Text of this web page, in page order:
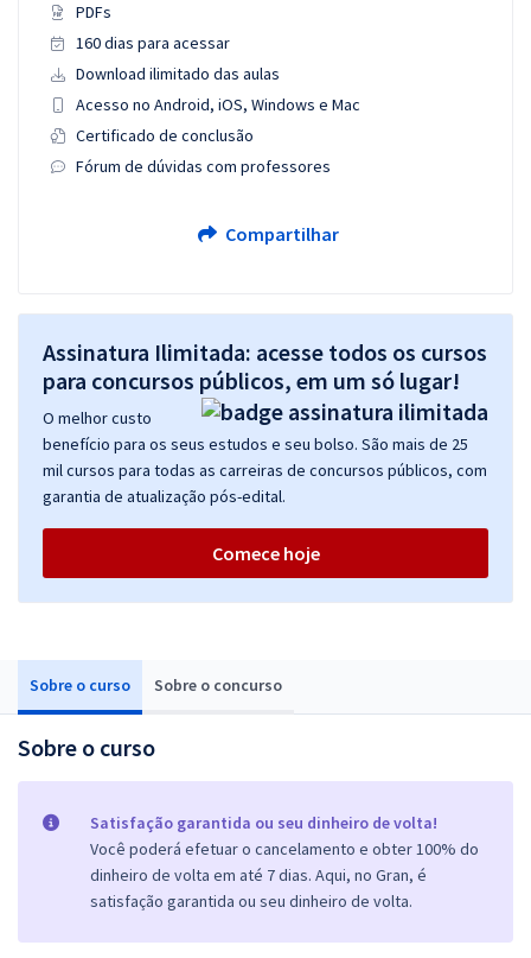
Sobre o curso Sobre o concurso
Sobre o curso
Satisfação garantida ou seu dinheiro de volta!
Você poderá efetuar o cancelamento e obter 100% do
dinheiro de volta em até 7 dias. Aqui, no Gran, é
satisfação garantida ou seu dinheiro de volta.
PDFs
160 dias para acessar
Download ilimitado das aulas
Acesso no Android, iOS, Windows e Mac
Certificado de conclusão
Fórum de dúvidas com professores
Compartilhar
Assinatura Ilimitada: acesse todos os cursos
para concursos públicos, em um só lugar!
O melhor custo
benefício para os seus estudos e seu bolso. São mais de 25
mil cursos para todas as carreiras de concursos públicos, com
garantia de atualização pós-edital.
Comece hoje